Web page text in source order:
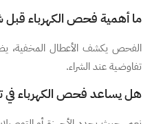
ما أهمية فحص الكهرباء قبل
الفحص يكشف الأعطال المخفية،
تفاوضية عند الشراء.
هل يساعد فحص الكهرباء في